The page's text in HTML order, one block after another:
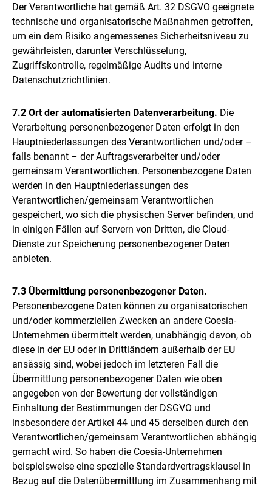
Der Verantwortliche hat gemäß Art. 32 DSGVO geeignete
technische und organisatorische Maßnahmen getroffen,
um ein dem Risiko angemessenes Sicherheitsniveau zu
gewährleisten, darunter Verschlüsselung,
Zugriffskontrolle, regelmäßige Audits und interne
Datenschutzrichtlinien.
7.2 Ort der automatisierten Datenverarbeitung. Die
Verarbeitung personenbezogener Daten erfolgt in den
Hauptniederlassungen des Verantwortlichen und/oder –
falls benannt – der Auftragsverarbeiter und/oder
gemeinsam Verantwortlichen. Personenbezogene Daten
werden in den Hauptniederlassungen des
Verantwortlichen/gemeinsam Verantwortlichen
gespeichert, wo sich die physischen Server befinden, und
in einigen Fällen auf Servern von Dritten, die Cloud-
Dienste zur Speicherung personenbezogener Daten
anbieten.
7.3 Übermittlung personenbezogener Daten.
Personenbezogene Daten können zu organisatorischen
und/oder kommerziellen Zwecken an andere Coesia-
Unternehmen übermittelt werden, unabhängig davon, ob
diese in der EU oder in Drittländern außerhalb der EU
ansässig sind, wobei jedoch im letzteren Fall die
Übermittlung personenbezogener Daten wie oben
angegeben von der Bewertung der vollständigen
Einhaltung der Bestimmungen der DSGVO und
insbesondere der Artikel 44 und 45 derselben durch den
Verantwortlichen/gemeinsam Verantwortlichen abhängig
gemacht wird. So haben die Coesia-Unternehmen
beispielsweise eine spezielle Standardvertragsklausel in
Bezug auf die Datenübermittlung im Zusammenhang mit